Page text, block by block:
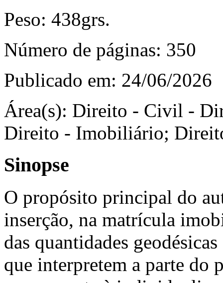
Peso: 438grs.
Número de páginas: 350
Publicado em: 24/06/2026
Área(s): Direito - Civil -
Direito - Imobiliário;
Sinopse
O propósito principal do
inserção, na matrícula
das quantidades
que interpretem a parte do